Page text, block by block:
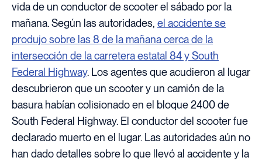
vida de un conductor de scooter el sábado por la
mañana. Según las autoridades, el accidente se
produjo sobre las 8 de la mañana cerca de la
intersección de la carretera estatal 84 y South
Federal Highway. Los agentes que acudieron al lugar
descubrieron que un scooter y un camión de la
basura habían colisionado en el bloque 2400 de
South Federal Highway. El conductor del scooter fue
declarado muerto en el lugar. Las autoridades aún no
han dado detalles sobre lo que llevó al accidente y la